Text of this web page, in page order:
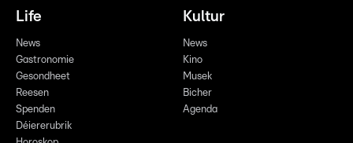
Life
News
Gastronomie
Gesondheet
Reesen
Spenden
Déiererubrik
Kultur
News
Kino
Musek
Bicher
Agenda